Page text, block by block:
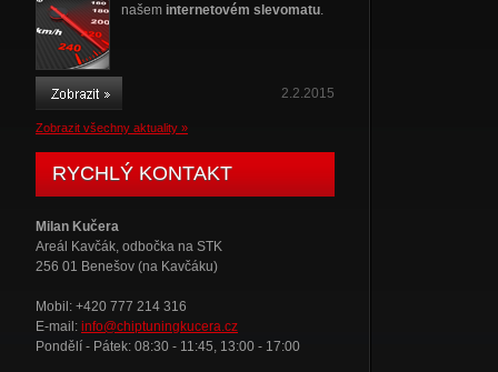
našem internetovém slevomatu.
2.2.2015
Zobrazit všechny aktuality »
RYCHLÝ KONTAKT
Milan Kučera
Areál Kavčák, odbočka na STK
256 01 Benešov (na Kavčáku)
Mobil: +420 777 214 316
E-mail: info@chiptuningkucera.cz
Pondělí - Pátek: 08:30 - 11:45, 13:00 - 17:00